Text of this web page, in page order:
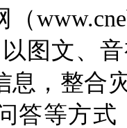
（
图文、
息，整合
答等方